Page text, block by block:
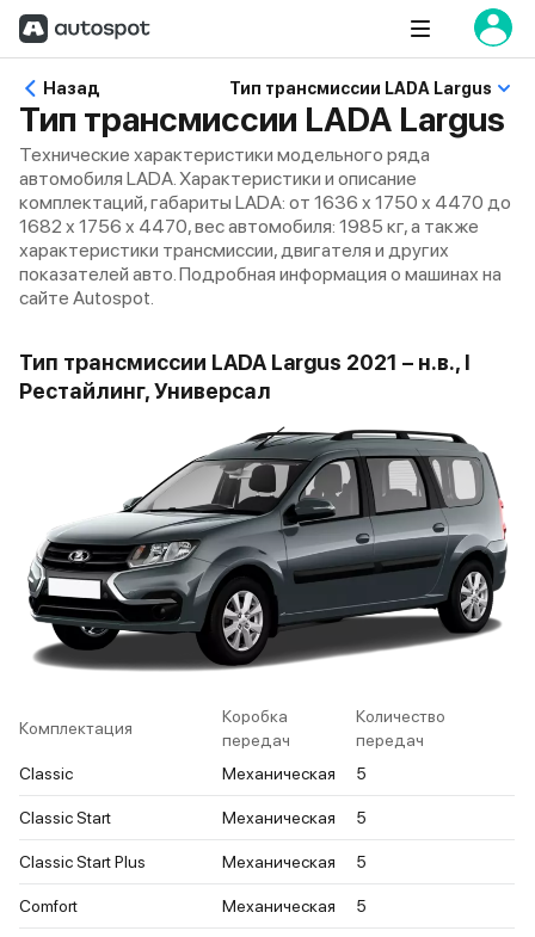
Назад Тип трансмиссии LADA Largus
Тип трансмиссии LADA Largus
Технические характеристики модельного ряда
автомобиля LADA. Характеристики и описание
комплектаций, габариты LADA: от 1636 x 1750 x 4470 до
1682 x 1756 x 4470, вес автомобиля: 1985 кг, а также
характеристики трансмиссии, двигателя и других
показателей авто. Подробная информация о машинах на
сайте Autospot.
Тип трансмиссии LADA Largus 2021 – н.в., I
Рестайлинг, Универсал
Комплектация
Коробка
передач
Количество
передач
Classic
Механическая 5
Classic Start Механическая 5
Classic Start Plus Механическая 5
Comfort Механическая 5